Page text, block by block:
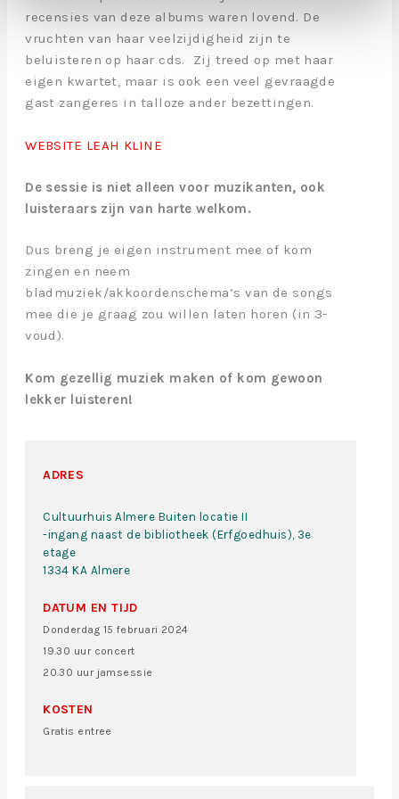
recensies van deze albums waren lovend. De
vruchten van haar veelzijdigheid zijn te
beluisteren op haar cds. Zij treed op met haar
eigen kwartet, maar is ook een veel gevraagde
gast zangeres in talloze ander bezettingen.
WEBSITE LEAH KLINE
De sessie is niet alleen voor muzikanten, ook
luisteraars zijn van harte welkom.
Dus breng je eigen instrument mee of kom
zingen en neem
bladmuziek/akkoordenschema’s van de songs
mee die je graag zou willen laten horen (in 3-
voud).
Kom gezellig muziek maken of kom gewoon
lekker luisteren!
ADRES
Cultuurhuis Almere Buiten locatie II
-ingang naast de bibliotheek (Erfgoedhuis), 3e
etage
1334 KA Almere
DATUM EN TIJD
Donderdag 15 februari 2024
19.30 uur concert
20.30 uur jamsessie
KOSTEN
Gratis entree